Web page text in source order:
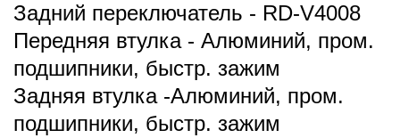
Задний переключатель - RD-V4008
Передняя втулка - Алюминий, пром.
подшипники, быстр. зажим
Задняя втулка -Алюминий, пром.
подшипники, быстр. зажим